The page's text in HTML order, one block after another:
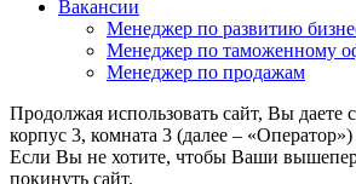
Вакансии
Менеджер по развитию
Менеджер по таможенному
Менеджер по продажам
Продолжая использовать сайт, Вы
корпус 3, комната 3 (далее –
Если Вы не хотите, чтобы Ваши
покинуть сайт.